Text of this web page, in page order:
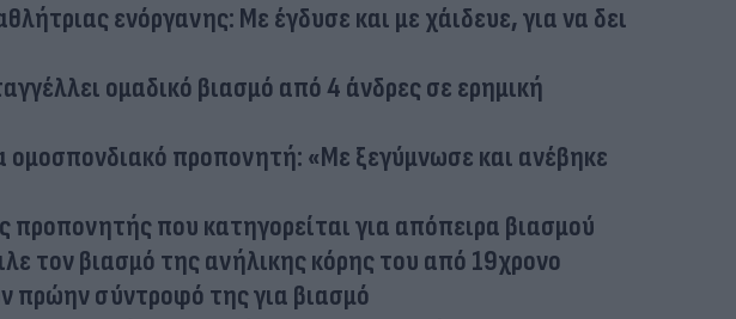
ενόργανης: Με έγδυσε και με χάιδευε, για να δει
ομαδικό βιασμό από 4 άνδρες σε ερημική
ομοσπονδιακό προπονητή: «Με ξεγύμνωσε και ανέβηκε
προπονητής που κατηγορείται για απόπειρα βιασμού
τον βιασμό της ανήλικης κόρης του από 19χρονο
πρώην σύντροφό της για βιασμό